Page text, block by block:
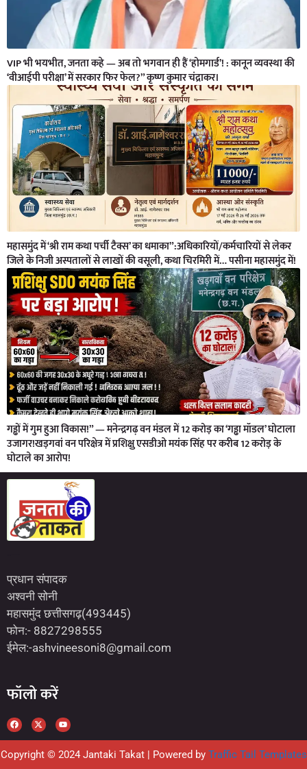
VIP भी भयभीत, जनता कहे — अब तो भगवान ही हैं ‘होमगार्ड’! : कानून व्यवस्था की
‘वीआईपी परीक्षा’ में सरकार फिर फेल?” कृष्ण कुमार चंद्राकर।
महासमुंद में ‘श्री राम कथा पर्ची टैक्स’ का धमाका”:अधिकारियों/कर्मचारियों से लेकर
जिले के निजी अस्पतालों से लाखों की वसूली, कथा चिरमिरी में… पसीना महासमुंद में!
गड्ढों में गुम हुआ विकास!” — मनेन्द्रगढ़ वन मंडल में 12 करोड़ का ‘गड्ढा मॉडल’ घोटाला
उजागर!खड़गवां वन परिक्षेत्र में प्रशिक्षु एसडीओ मयंक सिंह पर करीब 12 करोड़ के
घोटाले का आरोप!
प्रधान संपादक
अश्वनी सोनी
महासमुंद छत्तीसगढ़(493445)
फोन:- 8827298555
ईमेल:-ashvineesoni8@gmail.com
फॉलो करें
Copyright © 2024 Jantaki Takat | Powered by Traffic Tail Templates